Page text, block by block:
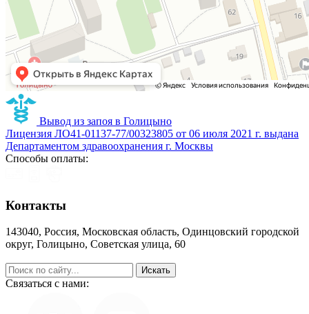
Вывод из запоя в Голицыно
Лицензия ЛО41-01137-77/00323805 от 06 июля 2021 г. выдана
Департаментом здравоохранения г. Москвы
Способы оплаты:
Контакты
143040, Россия, Московская область, Одинцовский городской
округ, Голицыно, Советская улица, 60
Связаться с нами: